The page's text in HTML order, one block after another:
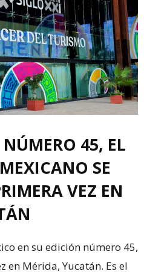
45, EL
SE
VEZ EN
en su edición número 45,
en Mérida, Yucatán. Es el